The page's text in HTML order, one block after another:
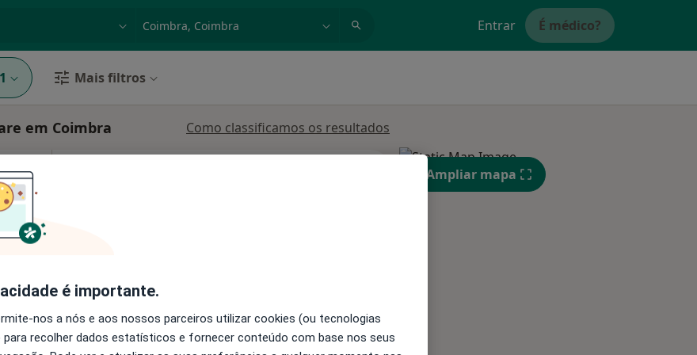
Entrar É médico?
1 Mais filtros
em Coimbra Como classificamos os resultados
Qui, Sex,
14 Ago
Solicite um atendimento
Ampliar mapa
é importante.
nos a nós e aos nossos parceiros utilizar cookies (ou tecnologias
para recolher dados estatísticos e fornecer conteúdo com base nos seus